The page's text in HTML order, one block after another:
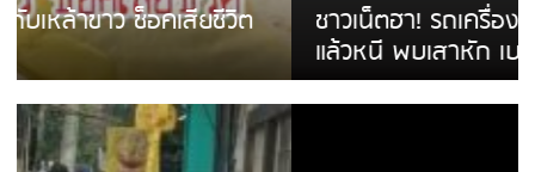
ชาวเน็ตฮา! รถเครื่องแม่สายชนป้ายร้านโลงศพ
แล้วหนี พบเสาหัก เบรคหัก หวิดได้ใช้บริการ